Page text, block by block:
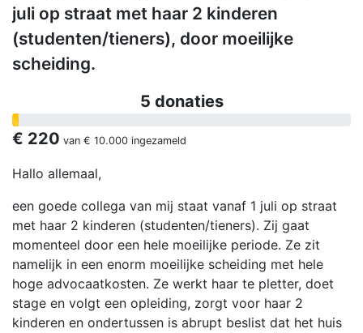
juli op straat met haar 2 kinderen
(studenten/tieners), door moeilijke
scheiding.
5 donaties
€ 220 van € 10.000 ingezameld
Hallo allemaal,
een goede collega van mij staat vanaf 1 juli op straat
met haar 2 kinderen (studenten/tieners). Zij gaat
momenteel door een hele moeilijke periode. Ze zit
namelijk in een enorm moeilijke scheiding met hele
hoge advocaatkosten. Ze werkt haar te pletter, doet
stage en volgt een opleiding, zorgt voor haar 2
kinderen en ondertussen is abrupt beslist dat het huis